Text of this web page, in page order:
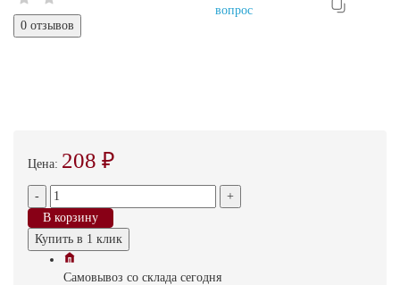
0 отзывов
вопрос
Цена: 208 ₽
-
+
В корзину
Купить в 1 клик
Самовывоз со склада cегодня